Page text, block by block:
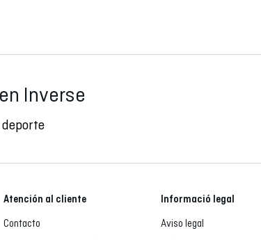
Inverse
Atención al cliente
Contacto
Informació legal
Aviso legal